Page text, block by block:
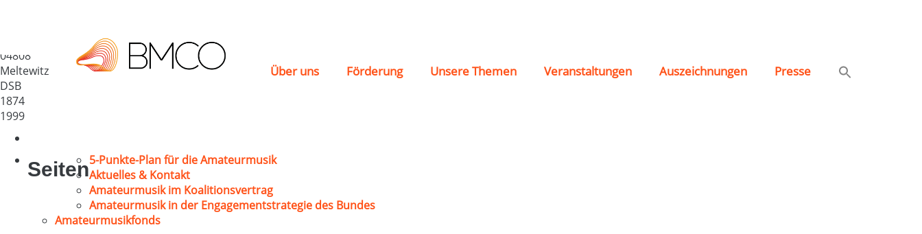
Über uns Förderung Unsere Themen Veranstaltungen Auszeichnungen Presse
04808
Meltewitz
DSB
1874
1999
Seiten5-Punkte-Plan für die Amateurmusik
Aktuelles & Kontakt
Amateurmusik im Koalitionsvertrag
Amateurmusik in der Engagementstrategie des Bundes
Amateurmusikfonds